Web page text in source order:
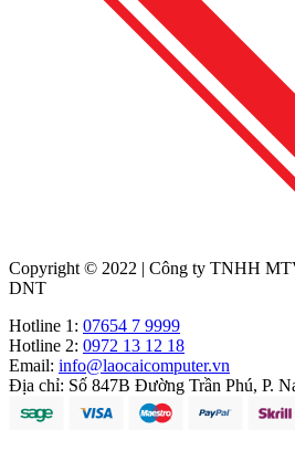
Copyright © 2022 | Công ty TNHH
DNT
Hotline 1: 07654 7 9999
Hotline 2: 0972 13 12 18
Email: info@laocaicomputer.vn
Địa chỉ: Số 847B Đường Trần Phú, P.